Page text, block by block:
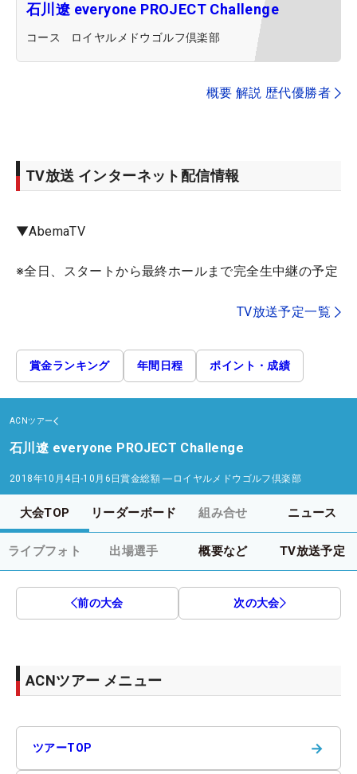
石川遼 everyone PROJECT Challenge
コース ロイヤルメドウゴルフ倶楽部
概要 解説 歴代優勝者
TV放送 インターネット配信情報
▼AbemaTV
※全日、スタートから最終ホールまで完全生中継の予定
TV放送予定一覧
賞金ランキング 年間日程 ポイント・成績
ACNツアー
石川遼 everyone PROJECT Challenge
2018年10月4日-10月6日賞金総額 ― ロイヤルメドウゴルフ倶楽部
大会TOP リーダーボード 組み合せ ニュース
ライブフォト 出場選手 概要など TV放送予定
前の大会 次の大会
ACNツアー メニュー
ツアーTOP →